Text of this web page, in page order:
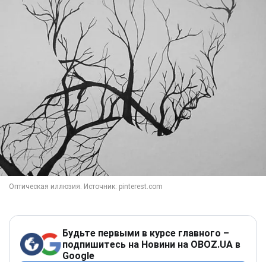
Будьте первыми в курсе главного –
подпишитесь на Новини на OBOZ.UA в
Google